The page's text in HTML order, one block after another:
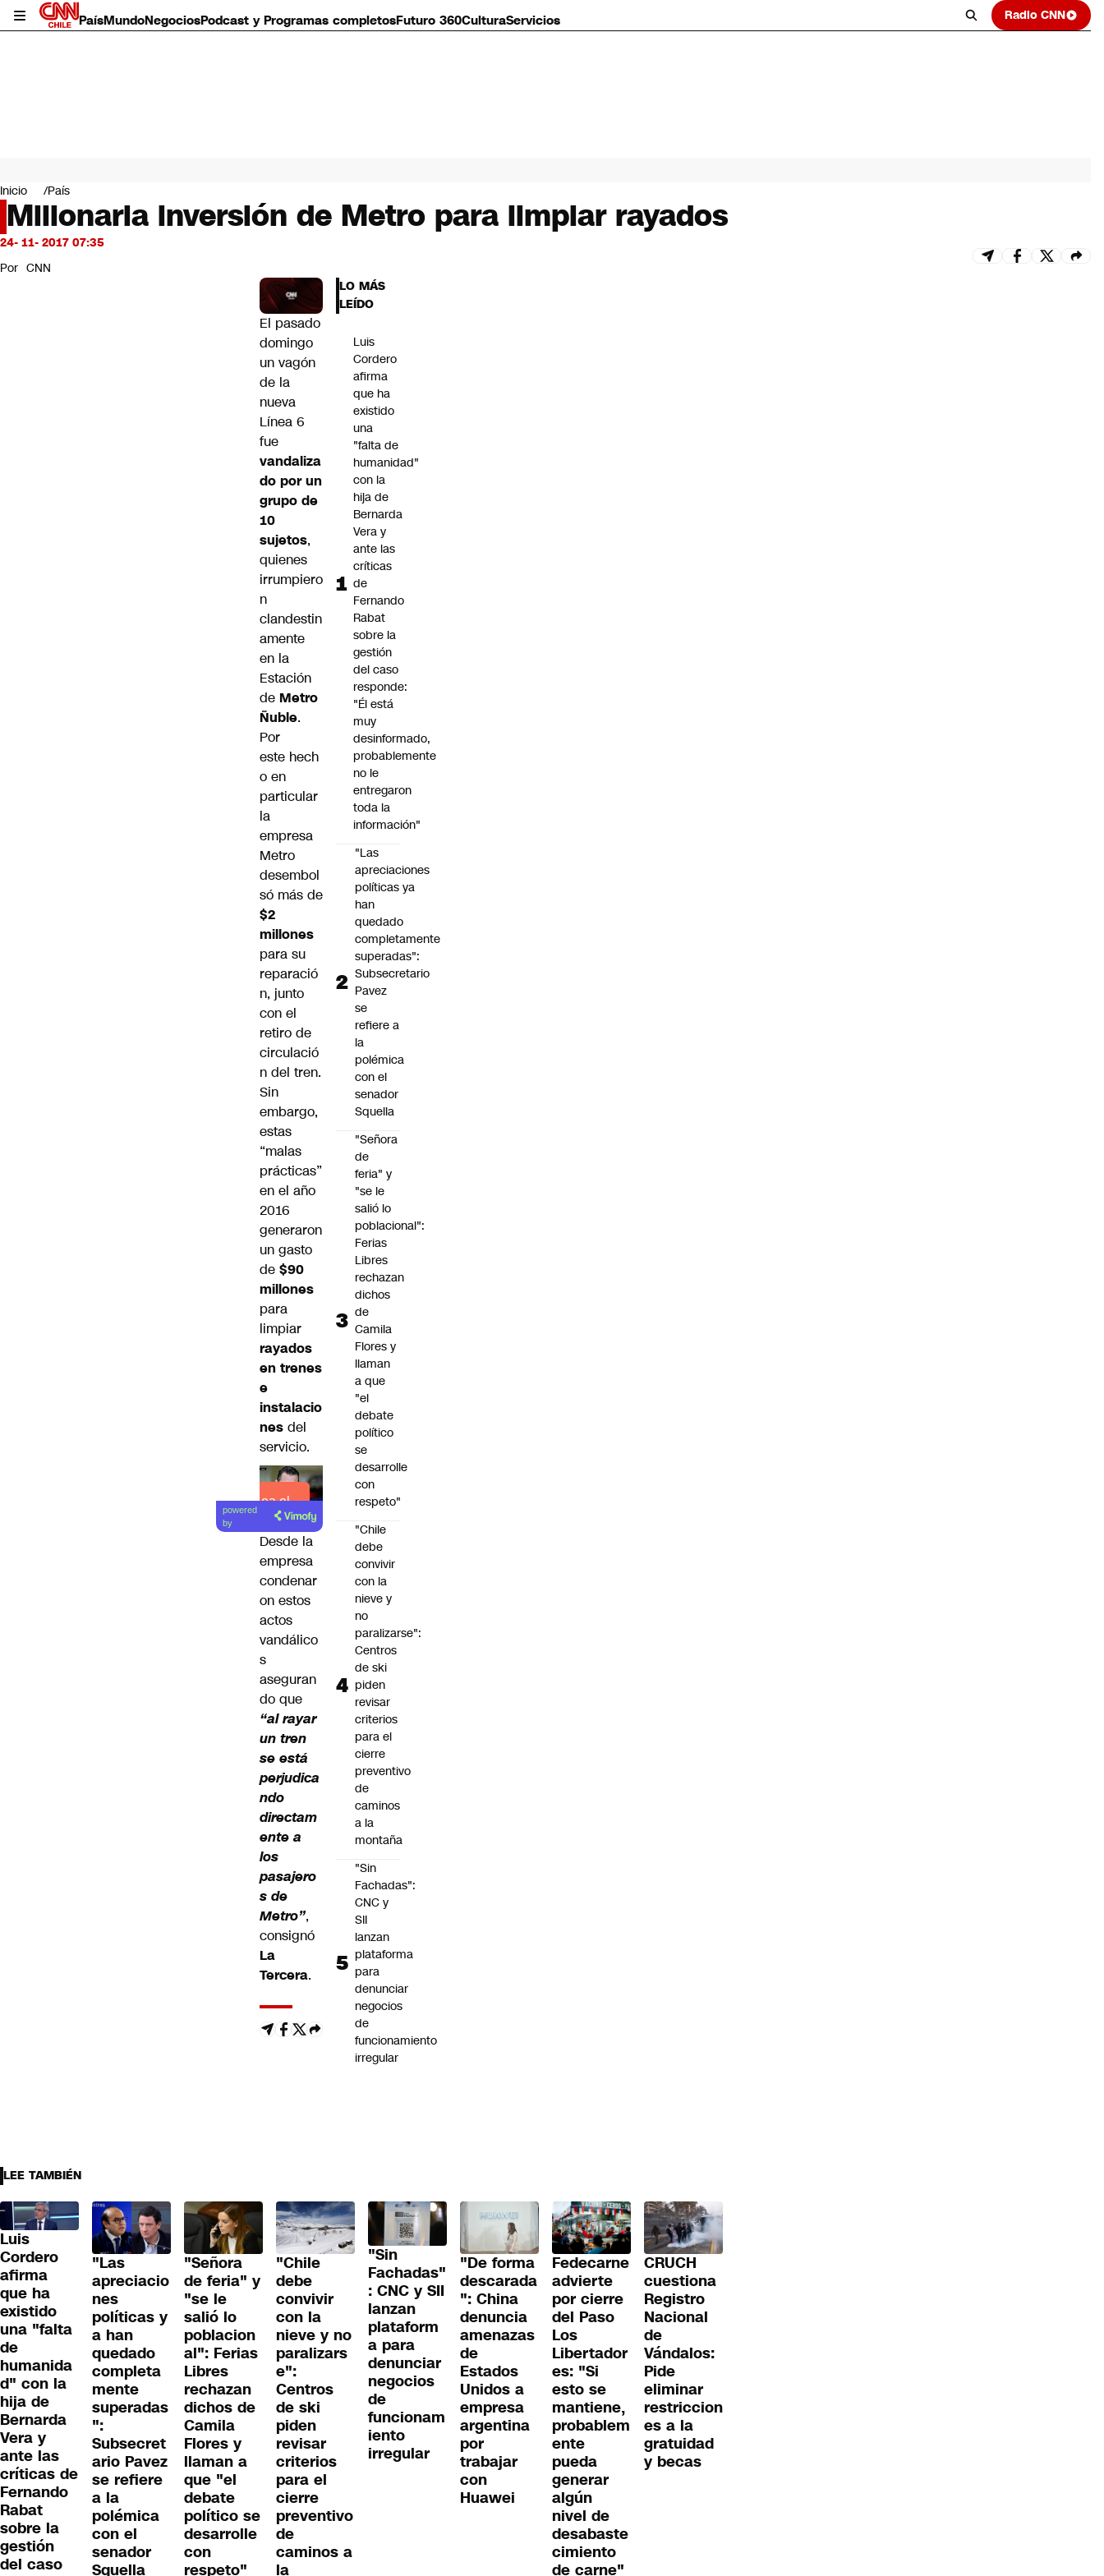
PaísMundoNegociosPodcast y Programas completosFuturo 360CulturaServicios Radio CNN
Mundo
Negocios
Deportes
Programas completos
Servicios
Inicio País
Millonaria inversión de Metro para limpiar rayados
24- 11- 2017 07:35
Por CNN
El pasado
domingo
un vagón
de la
nueva
Línea 6
fue
vandaliza
do por un
grupo de
10
sujetos,
quienes
irrumpiero
n
clandestin
amente
en la
Estación
de Metro
Ñuble.
Por
este hech
o en
particular
la
empresa
Metro
desembol
só más de
$2
millones
para su
reparació
n, junto
con el
retiro de
circulació
n del tren.
Sin
embargo,
estas
“malas
prácticas”
en el año
2016
generaron
un gasto
de $90
millones
para
limpiar
rayados
en trenes
e
instalacio
nes del
servicio.
Lea el
artículo
powered
by
Desde la
empresa
condenar
on estos
actos
vandálico
s
aseguran
do que
“al rayar
un tren
se está
perjudica
ndo
directam
ente a
los
pasajero
s de
Metro”,
consignó
La
Tercera.
LO MÁS
LEÍDO
Luis
Cordero
afirma
que ha
existido
una
"falta de
humanidad"
con la
hija de
Bernarda
Vera y
ante las
críticas
de
Fernando
Rabat
sobre la
gestión
del caso
responde:
"Él está
muy
desinformado,
probablemente
no le
entregaron
toda la
información"
"Las
apreciaciones
políticas ya
han
quedado
completamente
superadas":
Subsecretario
Pavez
se
refiere a
la
polémica
con el
senador
Squella
"Señora
de
feria" y
"se le
salió lo
poblacional":
Ferias
Libres
rechazan
dichos
de
Camila
Flores y
llaman
a que
"el
debate
político
se
desarrolle
con
respeto"
"Chile
debe
convivir
con la
nieve y
no
paralizarse":
Centros
de ski
piden
revisar
criterios
para el
cierre
preventivo
de
caminos
a la
montaña
"Sin
Fachadas":
CNC y
SII
lanzan
plataforma
para
denunciar
negocios
de
funcionamiento
irregular
LEE TAMBIÉN
Luis
Cordero
afirma
que ha
existido
una "falta
de
humanida
d" con la
hija de
Bernarda
Vera y
ante las
críticas de
Fernando
Rabat
sobre la
gestión
del caso
"Las
apreciacio
nes
políticas y
a han
quedado
completa
mente
superadas
":
Subsecret
ario Pavez
se refiere
a la
polémica
con el
senador
Squella
"Señora
de feria" y
"se le
salió lo
poblacion
al": Ferias
Libres
rechazan
dichos de
Camila
Flores y
llaman a
que "el
debate
político se
desarrolle
con
respeto"
"Chile
debe
convivir
con la
nieve y no
paralizars
e":
Centros
de ski
piden
revisar
criterios
para el
cierre
preventivo
de
caminos a
la
"Sin
Fachadas"
: CNC y SII
lanzan
plataform
a para
denunciar
negocios
de
funcionam
iento
irregular
"De forma
descarada
": China
denuncia
amenazas
de
Estados
Unidos a
empresa
argentina
por
trabajar
con
Huawei
Fedecarne
advierte
por cierre
del Paso
Los
Libertador
es: "Si
esto se
mantiene,
probablem
ente
pueda
generar
algún
nivel de
desabaste
cimiento
de carne"
CRUCH
cuestiona
Registro
Nacional
de
Vándalos:
Pide
eliminar
restriccion
es a la
gratuidad
y becas